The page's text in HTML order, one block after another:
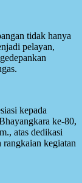
tidak hanya
pelayan,
kepada
ke-80,
atas dedikasi
rangkaian kegiatan